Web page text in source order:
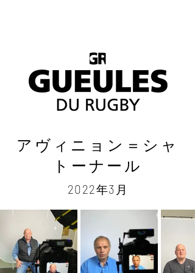
アヴィニョン＝シャ
トーナール
2022年3月